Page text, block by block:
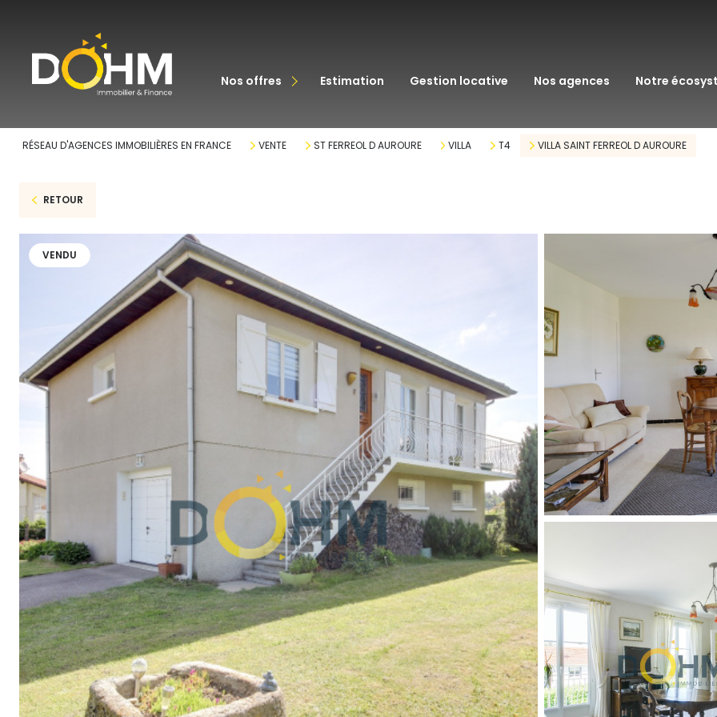
nos offres
acheter estimation gestion locative nos agences notre
courtage en
RÉSEAU D'AGENCES IMMOBILIÈRES EN FRANCE VENTE ST FERREOL D AUROURE VILLA T4 VILLA SAINT FERREOL D AUROURE
RETOUR
VENDU